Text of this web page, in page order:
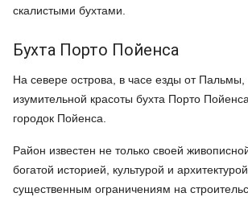
скалистыми бухтами.
Бухта Порто Пойенса
На севере острова, в часе езды от Пальмы,
изумительной красоты бухта Порто
городок Пойенса.
Район известен не только своей
богатой историей, культурой и
существенным ограничениям на